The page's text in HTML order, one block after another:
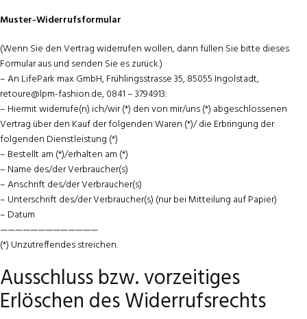
Muster-Widerrufsformular
(Wenn Sie den Vertrag widerrufen wollen, dann füllen Sie bitte dieses
Formular aus und senden Sie es zurück.)
– An LifePark max GmbH, Frühlingsstrasse 35, 85055 Ingolstadt,
retoure@lpm-fashion.de, 0841 – 3794913:
– Hiermit widerrufe(n) ich/wir (*) den von mir/uns (*) abgeschlossenen
Vertrag über den Kauf der folgenden Waren (*)/ die Erbringung der
folgenden Dienstleistung (*)
– Bestellt am (*)/erhalten am (*)
– Name des/der Verbraucher(s)
– Anschrift des/der Verbraucher(s)
– Unterschrift des/der Verbraucher(s) (nur bei Mitteilung auf Papier)
– Datum
—————————————
(*) Unzutreffendes streichen.
Ausschluss bzw. vorzeitiges
Erlöschen des Widerrufsrechts